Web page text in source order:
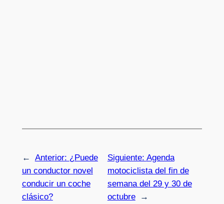
← Anterior: ¿Puede
un conductor novel
conducir un coche
clásico?
Siguiente: Agenda
motociclista del fin de
semana del 29 y 30 de
octubre
→